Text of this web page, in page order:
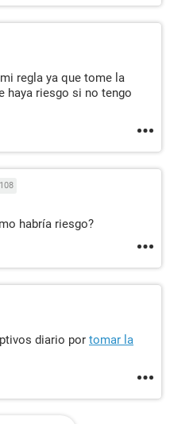
regla ya que tome la
haya riesgo si no tengo
habría riesgo?
diario por tomar la